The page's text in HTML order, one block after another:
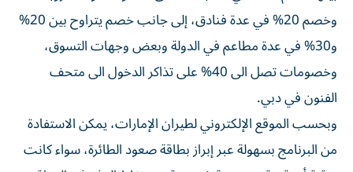
وخصم 20% في عدة فنادق، إلى جانب خصم يتراوح بين 20%
و30% في عدة مطاعم في الدولة وبعض وجهات التسوق،
وخصومات تصل الى 40% على تذاكر الدخول الى متحف
الفنون في دبي.
وبحسب الموقع الإلكتروني لطيران الإمارات، يمكن الاستفادة
من البرنامج بسهولة عبر إبراز بطاقة صعود الطائرة، سواء كانت